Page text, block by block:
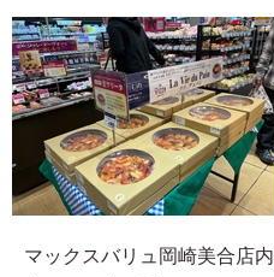
マックスバリュ岡崎美合店